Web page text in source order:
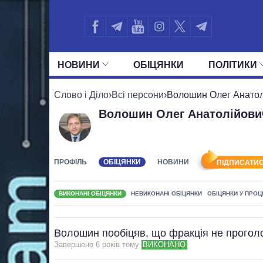
НОВИНИ ОБIЦЯНКИ ПОЛIТИКИ
УСІ ПОЛІТИКИ ПРЕЗИДЕНТ І
Слово і Діло›Всі персони›Волошин Олег
Волошин Олег
ПРОФІЛЬ ОБІЦЯНКИ НОВИНИ
ВИКОНАНІ ОБІЦЯНКИ НЕВИКОНАНІ ОБІЦЯНКИ ОБІЦЯНКИ У
Волошин пообіцяв, що фракція не
Завершено 6 рокiв тому ВИКОНАНО